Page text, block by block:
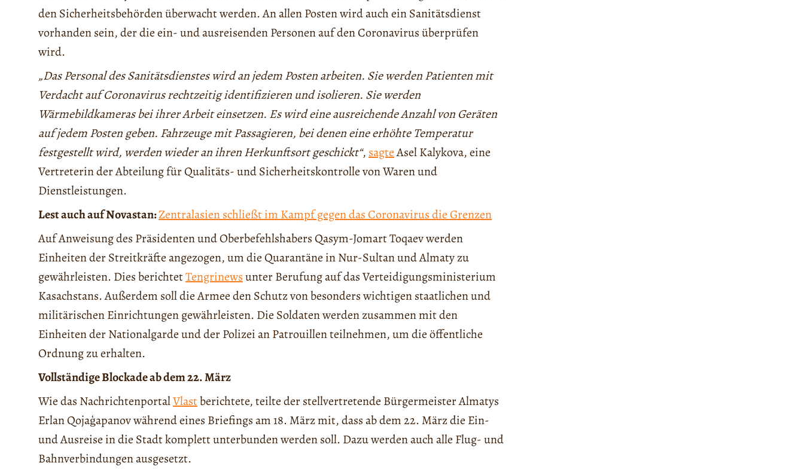
den Sicherheitsbehörden überwacht werden. An allen Posten wird auch ein Sanitätsdienst
vorhanden sein, der die ein- und ausreisenden Personen auf den Coronavirus überprüfen
wird.
„Das Personal des Sanitätsdienstes wird an jedem Posten arbeiten. Sie werden Patienten mit
Verdacht auf Coronavirus rechtzeitig identifizieren und isolieren. Sie werden
Wärmebildkameras bei ihrer Arbeit einsetzen. Es wird eine ausreichende Anzahl von Geräten
auf jedem Posten geben. Fahrzeuge mit Passagieren, bei denen eine erhöhte Temperatur
festgestellt wird, werden wieder an ihren Herkunftsort geschickt“, sagteAsel Kalykova, eine
Vertreterin der Abteilung für Qualitäts- und Sicherheitskontrolle von Waren und
Dienstleistungen.
Lest auch auf Novastan:Zentralasien schließt im Kampf gegen das Coronavirus die Grenzen
Auf Anweisung des Präsidenten und Oberbefehlshabers Qasym-Jomart Toqaev werden
Einheiten der Streitkräfte angezogen, um die Quarantäne in Nur-Sultan und Almaty zu
gewährleisten. Dies berichtetTengrinewsunter Berufung auf das Verteidigungsministerium
Kasachstans. Außerdem soll die Armee den Schutz von besonders wichtigen staatlichen und
militärischen Einrichtungen gewährleisten. Die Soldaten werden zusammen mit den
Einheiten der Nationalgarde und der Polizei an Patrouillen teilnehmen, um die öffentliche
Ordnung zu erhalten.
Vollständige Blockade ab dem 22. März
Wie das NachrichtenportalVlastberichtete, teilte der stellvertretende Bürgermeister Almatys
Erlan Qojaģapanov während eines Briefings am 18. März mit, dass ab dem 22. März die Ein-
und Ausreise in die Stadt komplett unterbunden werden soll. Dazu werden auch alle Flug- und
Bahnverbindungen ausgesetzt.